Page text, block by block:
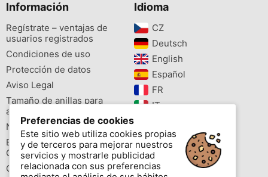
Información
Regístrate – ventajas de
usuarios registrados
Condiciones de uso
Protección de datos
Aviso Legal
Tamaño de anillas para
aves
Newsletter
Buscador de especies
Cites
Colores de las anillas
Idioma
CZ‎
Deutsch‎
English‎
Español‎
FR‎
IT‎
PL‎
PT‎
Preferencias de cookies
Este sitio web utiliza cookies propias
y de terceros para mejorar nuestros
servicios y mostrarle publicidad
relacionada con sus preferencias